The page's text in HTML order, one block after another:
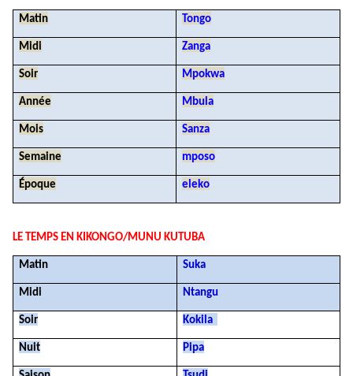
Matin Tongo
Midi Zanga
Soir Mpokwa
Année Mbula
Mois Sanza
Semaine mposo
Époque eleko
LE TEMPS EN KIKONGO/MUNU KUTUBA
Matin Suka
Midi Ntangu
Soir Kokila
Nuit Pipa